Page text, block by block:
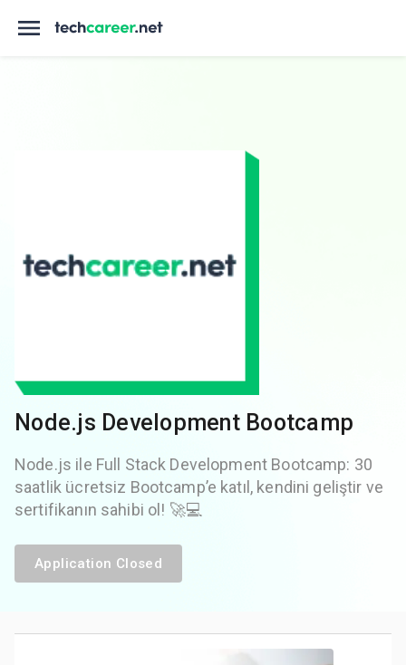
Node.js Development Bootcamp
Node.js ile Full Stack Development Bootcamp: 30
saatlik ücretsiz Bootcamp’e katıl, kendini geliştir ve
sertifikanın sahibi ol! 🚀💻
Application Closed